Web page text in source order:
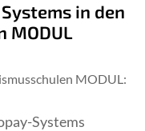
in den
MODUL
MODUL:
Systems